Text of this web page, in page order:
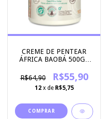
CREME DE PENTEAR
ÁFRICA BAOBÁ 500G -
R$64,90
R$55,90
12 x de R$5,75